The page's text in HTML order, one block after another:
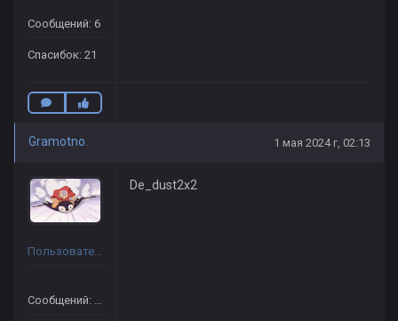
Сообщений: 6
Спасибок: 21
Gramotno. 1 мая 2024 г, 02:13
Пользователь
Сообщений: 150
De_dust2x2